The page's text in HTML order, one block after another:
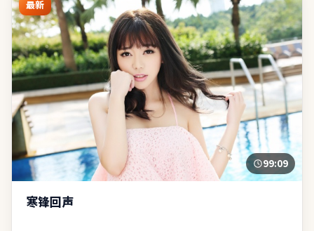
最新
99:09
寒锋回声